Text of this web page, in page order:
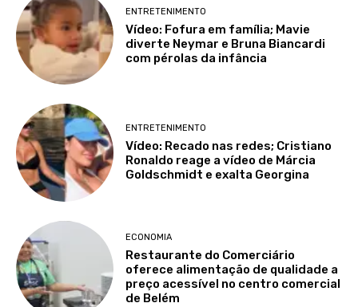
ENTRETENIMENTO
Vídeo: Fofura em família; Mavie
diverte Neymar e Bruna Biancardi
com pérolas da infância
ENTRETENIMENTO
Vídeo: Recado nas redes; Cristiano
Ronaldo reage a vídeo de Márcia
Goldschmidt e exalta Georgina
ECONOMIA
Restaurante do Comerciário
oferece alimentação de qualidade a
preço acessível no centro comercial
de Belém